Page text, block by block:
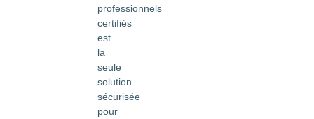
professionnels
certifiés
est
la
seule
solution
sécurisée
pour